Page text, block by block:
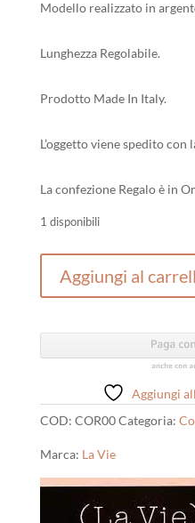
Modello realizzato in
Lunghezza Regolabile.
Prodotto Made In Italy.
L’oggetto viene spedito con
La confezione Regalo è in
1 disponibili
Donna
Rosato
quantità
Aggiungi al
Aggiungi
COD: COR00Categoria:
Marca: La Vie